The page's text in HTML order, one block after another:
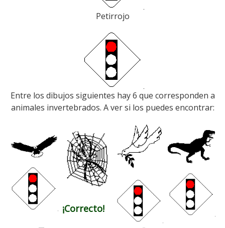
Petirrojo
Entre los dibujos siguientes hay 6 que corresponden a
animales invertebrados. A ver si los puedes encontrar:
¡Correcto!